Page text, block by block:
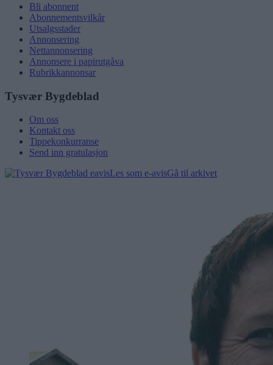
Bli abonnent
Abonnementsvilkår
Utsalgsstader
Annonsering
Nettannonsering
Annonsere i papirutgåva
Rubrikkannonsar
Tysvær Bygdeblad
Om oss
Kontakt oss
Tippekonkurranse
Send inn gratulasjon
Les som e-avisGå til arkivet